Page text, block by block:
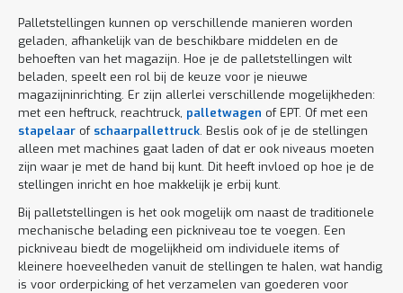
Palletstellingen kunnen op verschillende manieren worden
geladen, afhankelijk van de beschikbare middelen en de
behoeften van het magazijn. Hoe je de palletstellingen wilt
beladen, speelt een rol bij de keuze voor je nieuwe
magazijninrichting. Er zijn allerlei verschillende mogelijkheden:
met een heftruck, reachtruck, palletwagen of EPT. Of met een
stapelaar of schaarpallettruck. Beslis ook of je de stellingen
alleen met machines gaat laden of dat er ook niveaus moeten
zijn waar je met de hand bij kunt. Dit heeft invloed op hoe je de
stellingen inricht en hoe makkelijk je erbij kunt.
Bij palletstellingen is het ook mogelijk om naast de traditionele
mechanische belading een pickniveau toe te voegen. Een
pickniveau biedt de mogelijkheid om individuele items of
kleinere hoeveelheden vanuit de stellingen te halen, wat handig
is voor orderpicking of het verzamelen van goederen voor